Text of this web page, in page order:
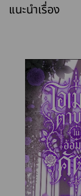
แนะนำเรื่อง